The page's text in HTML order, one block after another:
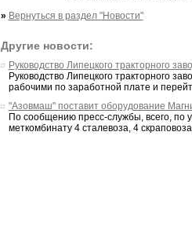
» Вернуться в раздел "Новости"
Другие новости:
Руководство Липецкого тракторного
Руководство Липецкого тракторного
рабочими по заработной плате и
"Азовмаш" поставит оборудование
По сообщению пресс-службы, всего, по
меткомбинату 4 сталевоза, 4